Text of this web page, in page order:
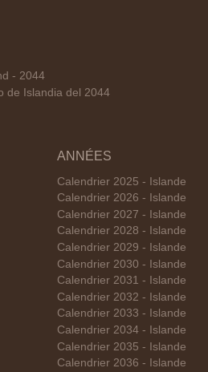
- 2044
de Islandia del 2044
ANNÉES
Calendrier 2025 - Islande
Calendrier 2026 - Islande
Calendrier 2027 - Islande
Calendrier 2028 - Islande
Calendrier 2029 - Islande
Calendrier 2030 - Islande
Calendrier 2031 - Islande
Calendrier 2032 - Islande
Calendrier 2033 - Islande
Calendrier 2034 - Islande
Calendrier 2035 - Islande
Calendrier 2036 - Islande